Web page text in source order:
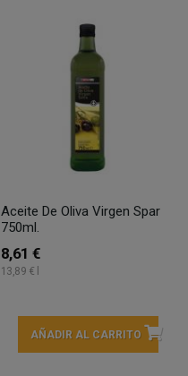
Aceite De Oliva Virgen Spar
750ml.
8,61 €
13,89 € l
AÑADIR AL CARRITO